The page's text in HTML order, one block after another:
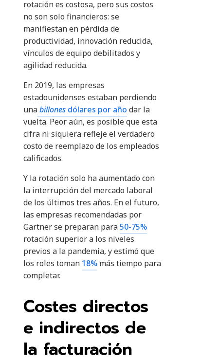
rotación es costosa, pero sus costos
no son solo financieros: se
manifiestan en pérdida de
productividad, innovación reducida,
vínculos de equipo debilitados y
agilidad reducida.
En 2019, las empresas
estadounidenses estaban perdiendo
unabillones dólares por año dar la
vuelta. Peor aún, es posible que esta
cifra ni siquiera refleje el verdadero
costo de reemplazo de los empleados
calificados.
Y la rotación solo ha aumentado con
la interrupción del mercado laboral
de los últimos tres años. En el futuro,
las empresas recomendadas por
Gartner se preparan para50-75%
rotación superior a los niveles
previos a la pandemia, y estimó que
los roles toman 18% más tiempo para
completar.
Costes directos
e indirectos de
la facturación